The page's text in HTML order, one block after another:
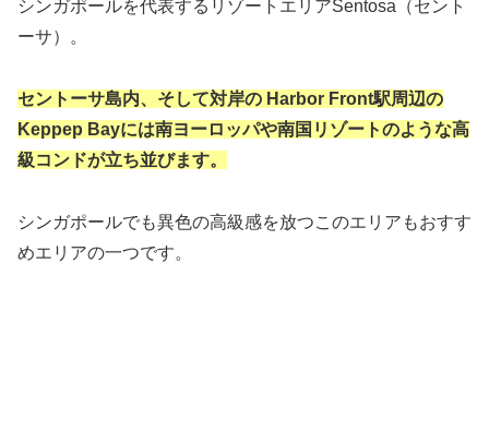
シンガポールを代表するリゾートエリアSentosa（セント
ーサ）。
セントーサ島内、そして対岸の Harbor Front駅周辺の
Keppep Bayには南ヨーロッパや南国リゾートのような高
級コンドが立ち並びます。
シンガポールでも異色の高級感を放つこのエリアもおすす
めエリアの一つです。